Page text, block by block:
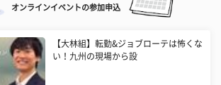
オンラインイベントの参加申込
【大林組】転勤&ジョブローテは怖くな
い！九州の現場から設